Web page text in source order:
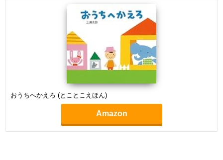
おうちへかえろ (とことこえほん)
Amazon